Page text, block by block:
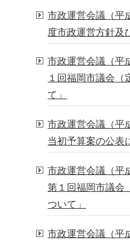
市政運営会議（平
度市政運営方針及
市政運営会議（平
１回福岡市議会（
て」
市政運営会議（平
当初予算案の公表
市政運営会議（平
第１回福岡市議会
ついて」
市政運営会議（平